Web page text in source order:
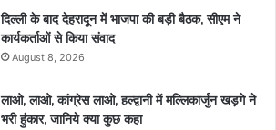
दिल्ली के बाद देहरादून में भाजपा की बड़ी बैठक, सीएम ने
कार्यकर्ताओं से किया संवाद
August 8, 2026
लाओ, लाओ, कांग्रेस लाओ, हल्द्वानी में मल्लिकार्जुन खड़गे ने
भरी हुंकार, जानिये क्या कुछ कहा